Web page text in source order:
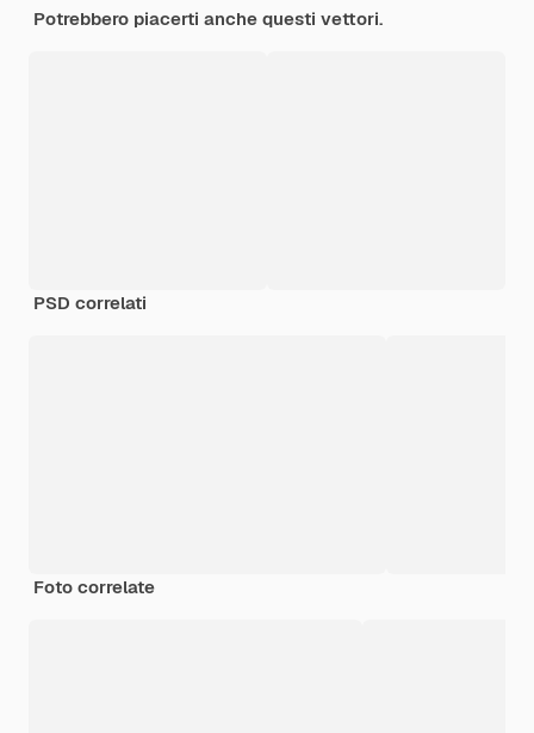
Potrebbero piacerti anche questi vettori.
PSD correlati
Foto correlate